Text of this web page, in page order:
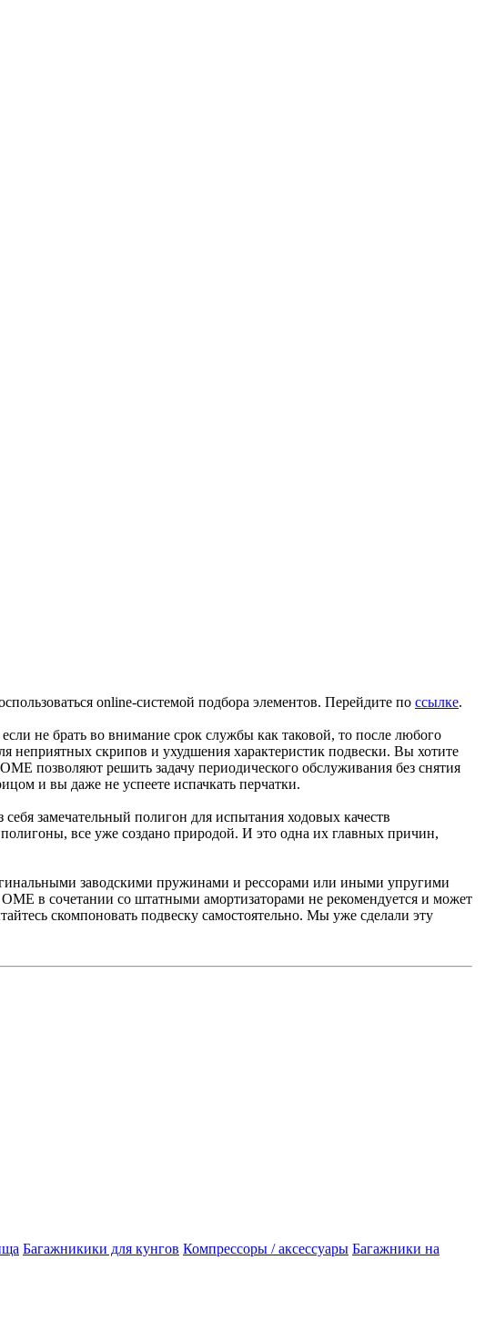
online-системой подбора элементов. Перейдите по ссылке.
не брать во внимание срок службы как таковой, то после любого
неприятных скрипов и ухудшения характеристик подвески. Вы хотите
позволяют решить задачу периодического обслуживания без снятия
и вы даже не успеете испачкать перчатки.
замечательный полигон для испытания ходовых качеств
все уже создано природой. И это одна их главных причин,
заводскими пружинами и рессорами или иными упругими
в сочетании со штатными амортизаторами не рекомендуется и может
скомпоновать подвеску самостоятельно. Мы уже сделали эту
Багажникики для кунгов Компрессоры / аксессуары Багажники на